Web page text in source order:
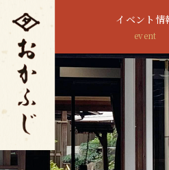
イベント情
event